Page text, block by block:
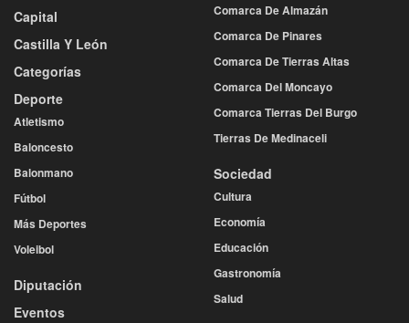
Capital
Castilla Y León
Categorías
Deporte
Atletismo
Baloncesto
Balonmano
Fútbol
Más Deportes
Voleibol
Diputación
Eventos
Comarca De Almazán
Comarca De Pinares
Comarca De Tierras Altas
Comarca Del Moncayo
Comarca Tierras Del Burgo
Tierras De Medinaceli
Sociedad
Cultura
Economía
Educación
Gastronomía
Salud